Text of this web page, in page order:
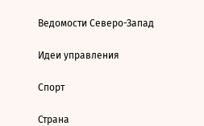
Ведомости Северо-Запад
Идеи управления
Спорт
Страна